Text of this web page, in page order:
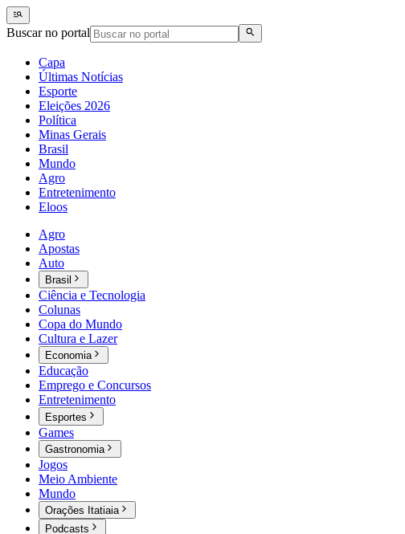
Buscar no portal
Capa
Últimas Notícias
Esporte
Eleições 2026
Política
Minas Gerais
Brasil
Mundo
Agro
Entretenimento
Eloos
Agro
Apostas
Auto
Brasil
Ciência e Tecnologia
Colunas
Copa do Mundo
Cultura e Lazer
Economia
Educação
Emprego e Concursos
Entretenimento
Esportes
Games
Gastronomia
Jogos
Meio Ambiente
Mundo
Orações Itatiaia
Podcasts